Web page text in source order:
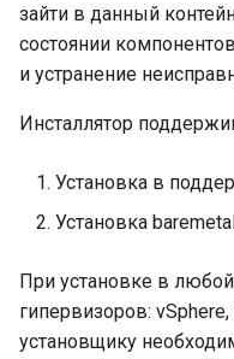
Подключение
инструментов Argo CD
Настройка
(VPA)
кластер на трех узлах
зайти в данный
состоянии
и устранение
Инсталлятор
Установка в
Установка
При установке в
гипервизоров: vSphere,
установщику